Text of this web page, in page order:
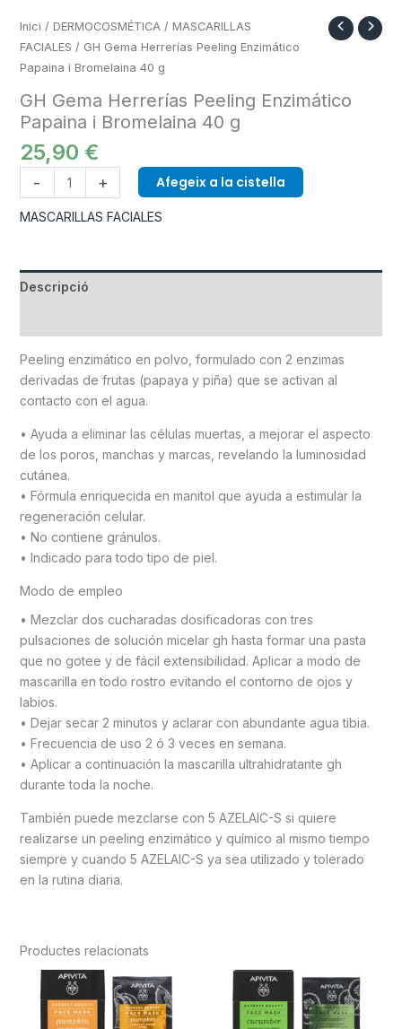
Inici / DERMOCOSMÉTICA/ MASCARILLAS
FACIALES / GH Gema Herrerías Peeling Enzimático
Papaina i Bromelaina 40 g
GH Gema Herrerías Peeling Enzimático
Papaina i Bromelaina 40 g
25,90 €
- + Afegeix a la cistella
MASCARILLAS FACIALES
Descripció
Peeling enzimático en polvo, formulado con 2 enzimas
derivadas de frutas (papaya y piña) que se activan al
contacto con el agua.
• Ayuda a eliminar las células muertas, a mejorar el aspecto
de los poros, manchas y marcas, revelando la luminosidad
cutánea.
• Fórmula enriquecida en manitol que ayuda a estimular la
regeneración celular.
• No contiene gránulos.
• Indicado para todo tipo de piel.
Modo de empleo
• Mezclar dos cucharadas dosificadoras con tres
pulsaciones de solución micelar gh hasta formar una pasta
que no gotee y de fácil extensibilidad. Aplicar a modo de
mascarilla en todo rostro evitando el contorno de ojos y
labios.
• Dejar secar 2 minutos y aclarar con abundante agua tibia.
• Frecuencia de uso 2 ó 3 veces en semana.
• Aplicar a continuación la mascarilla ultrahidratante gh
durante toda la noche.
También puede mezclarse con 5 AZELAIC-S si quiere
realizarse un peeling enzimático y químico al mismo tiempo
siempre y cuando 5 AZELAIC-S ya sea utilizado y tolerado
en la rutina diaria.
Productes relacionats